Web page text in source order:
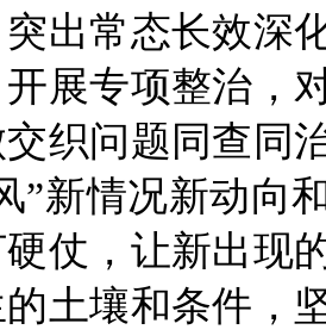
出常态长效深
展专项整治，
织问题同查同
”新情况新动向
仗，让新出现
土壤和条件，